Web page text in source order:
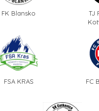
FK Blansko
TJ
FSA KRAS FC